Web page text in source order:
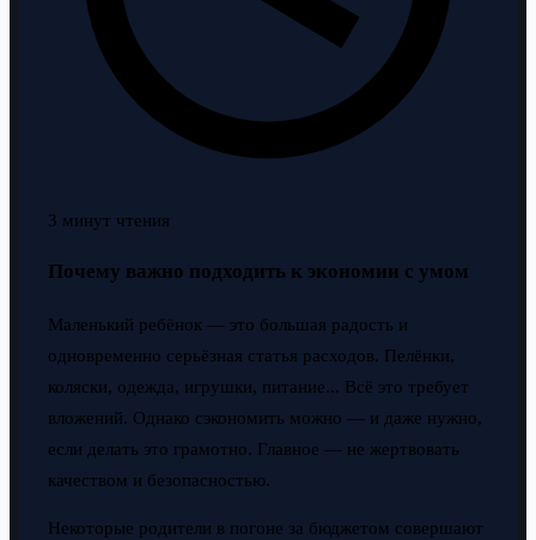
3 минут чтения
Почему важно подходить к экономии с умом
Маленький ребёнок — это большая радость и
одновременно серьёзная статья расходов. Пелёнки,
коляски, одежда, игрушки, питание... Всё это требует
вложений. Однако сэкономить можно — и даже нужно,
если делать это грамотно. Главное — не жертвовать
качеством и безопасностью.
Некоторые родители в погоне за бюджетом совершают